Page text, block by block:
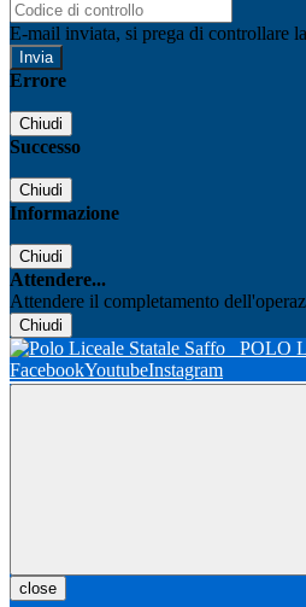
E-mail inviata, si prega di controllare
Errore
Chiudi
Successo
Chiudi
Informazione
Chiudi
Attendere...
Attendere il completamento
Chiudi
POLO
FacebookYoutubeInstagram
close